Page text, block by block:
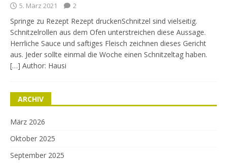
5. März 2021 2
Springe zu Rezept Rezept druckenSchnitzel sind vielseitig.
Schnitzelrollen aus dem Ofen unterstreichen diese Aussage.
Herrliche Sauce und saftiges Fleisch zeichnen dieses Gericht
aus. Jeder sollte einmal die Woche einen Schnitzeltag haben.
[…] Author: Hausi
ARCHIV
März 2026
Oktober 2025
September 2025